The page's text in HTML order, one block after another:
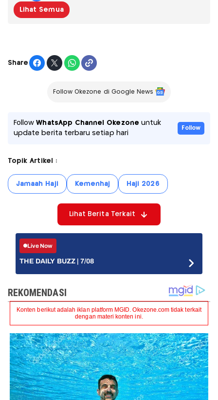
Lihat Semua
Share
Follow Okezone di Google News
FollowWhatsApp Channel Okezone untuk
update berita terbaru setiap hari
Follow
Topik Artikel :
Jamaah Haji Kemenhaj Haji 2026
Lihat Berita Terkait
Live Now
THE DAILY BUZZ | 7/08